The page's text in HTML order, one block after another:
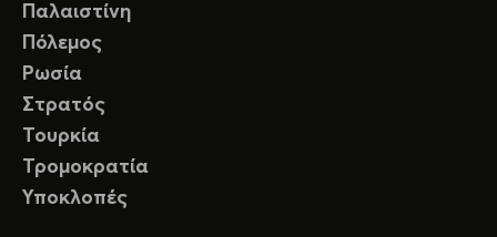
Παλαιστίνη
Πόλεμος
Ρωσία
Στρατός
Τουρκία
Τρομοκρατία
Υποκλοπές